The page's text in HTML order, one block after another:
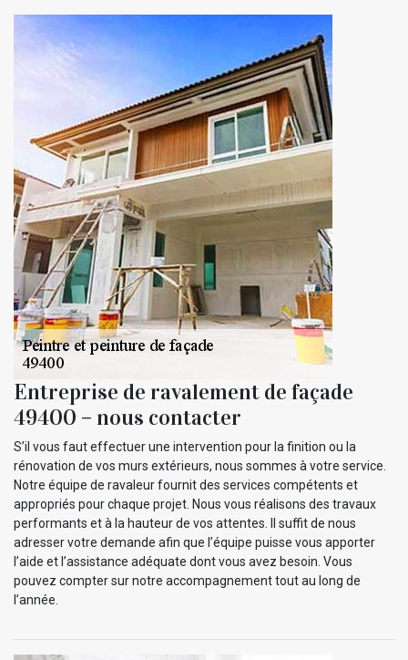
Entreprise de ravalement de façade
49400 – nous contacter
S’il vous faut effectuer une intervention pour la finition ou la
rénovation de vos murs extérieurs, nous sommes à votre service.
Notre équipe de ravaleur fournit des services compétents et
appropriés pour chaque projet. Nous vous réalisons des travaux
performants et à la hauteur de vos attentes. Il suffit de nous
adresser votre demande afin que l’équipe puisse vous apporter
l’aide et l’assistance adéquate dont vous avez besoin. Vous
pouvez compter sur notre accompagnement tout au long de
l’année.